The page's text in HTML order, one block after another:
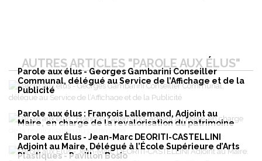
AUTRES ARTICLES "PAROLE AUX ÉLUS"
Parole aux élus - Georges Gambarini Conseiller
Communal, délégué au Service de l’Affichage et de la
Publicité
Parole aux élus : François Lallemand, Adjoint au
Maire, en charge de la revalorisation du patrimoine
Parole aux Élus - Jean-Marc DEORITI-CASTELLINI
Adjoint au Maire, Délégué à l’École Supérieure d’Arts
Plastiques - Pavillon Bosio